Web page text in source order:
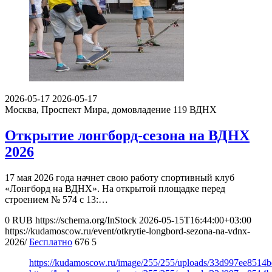
2026-05-17 2026-05-17
Москва, Проспект Мира, домовладение 119 ВДНХ
Открытие лонгборд-сезона на ВДНХ
2026
17 мая 2026 года начнет свою работу спортивный клуб
«Лонгборд на ВДНХ». На открытой площадке перед
строением № 574 с 13:…
0 RUB https://schema.org/InStock 2026-05-15T16:44:00+03:00
https://kudamoscow.ru/event/otkrytie-longbord-sezona-na-vdnx-
2026/ Бесплатно 676 5
https://kudamoscow.ru/image/255/255/uploads/